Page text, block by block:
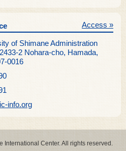
of Shimane Administration
2 Nohara-cho, Hamada,
0016
Access »
info.org
Center. All rights reserved.